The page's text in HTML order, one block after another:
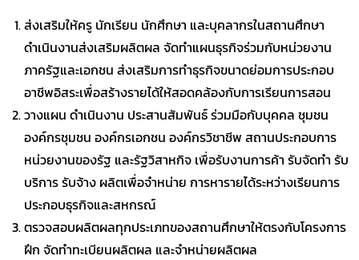
ส่งเสริมให้ครู นักเรียน นักศึกษา และบุคลากรในสถานศึกษา
ดำเนินงานส่งเสริมผลิตผล จัดทำแผนธุรกิจร่วมกับหน่วยงาน
ภาครัฐและเอกชน ส่งเสริมการทำธุรกิจขนาดย่อมการประกอบ
อาชีพอิสระเพื่อสร้างรายได้ให้สอดคล้องกับการเรียนการสอน
วางแผน ดำเนินงาน ประสานสัมพันธ์ ร่วมมือกับบุคคล ชุมชน
องค์กรชุมชน องค์กรเอกชน องค์กรวิชาชีพ สถานประกอบการ
หน่วยงานของรัฐ และรัฐวิสาหกิจ เพื่อรับงานการค้า รับจัดทำ รับ
บริการ รับจ้าง ผลิตเพื่อจำหน่าย การหารายได้ระหว่างเรียนการ
ประกอบธุรกิจและสหกรณ์
ตรวจสอบผลิตผลทุกประเภทของสถานศึกษาให้ตรงกับโครงการ
ฝึก จัดทำทะเบียนผลิตผล และจำหน่ายผลิตผล